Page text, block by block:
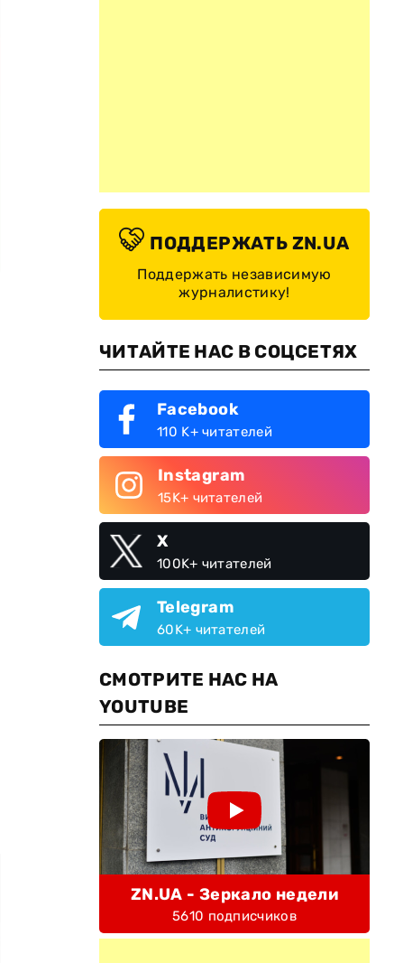
ПОДДЕРЖАТЬ ZN.UA
Поддержать независимую
журналистику!
ЧИТАЙТЕ НАС В СОЦСЕТЯХ
Facebook
110 K+ читателей
Instagram
15K+ читателей
X
100K+ читателей
Telegram
60K+ читателей
СМОТРИТЕ НАС НА
YOUTUBE
ZN.UA - Зеркало недели
5610 подписчиков